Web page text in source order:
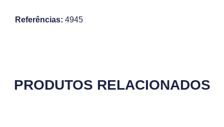
Referências: 4945
PRODUTOS RELACIONADOS